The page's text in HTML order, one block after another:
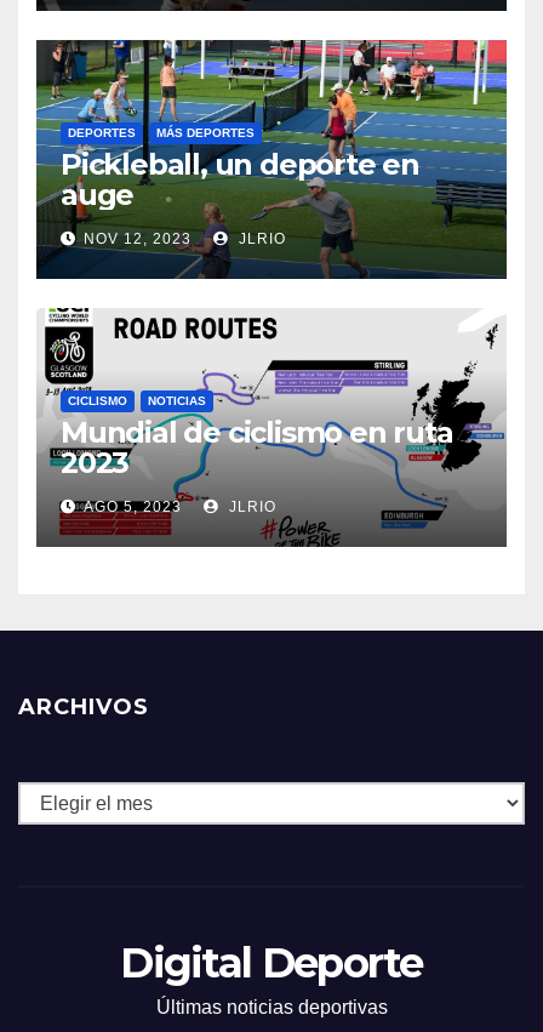
DEPORTES MÁS DEPORTES
Pickleball, un deporte en
auge
NOV 12, 2023 JLRIO
CICLISMO NOTICIAS
Mundial de ciclismo en ruta
2023
AGO 5, 2023 JLRIO
ARCHIVOS
Archivos
Digital Deporte
Últimas noticias deportivas